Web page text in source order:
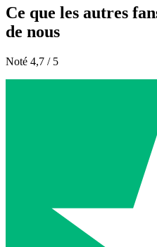
Ce que les autres
de nous
Noté 4,7 / 5